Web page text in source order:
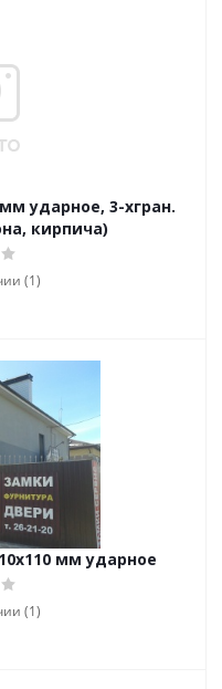
ударное, 3-хгран.
кирпича)
(1)
мм ударное
(1)